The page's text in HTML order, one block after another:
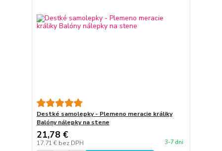
Destké samolepky - Plemeno meracie králiky
Balóny nálepky na stene
21,78 €
17,71 € bez DPH 3-7 dni